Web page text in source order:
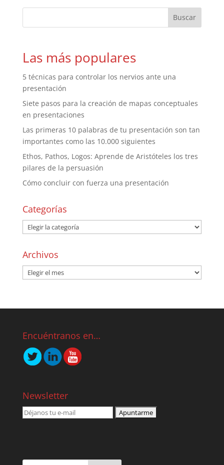
Las más populares
5 técnicas para controlar los nervios ante una
presentación
Siete pasos para la creación de mapas conceptuales
en presentaciones
Las primeras 10 palabras de tu presentación son tan
importantes como las 10.000 siguientes
Ethos, Pathos, Logos: Aprende de Aristóteles los tres
pilares de la persuasión
Cómo concluir con fuerza una presentación
Categorías
Archivos
Encuéntranos en…
Newsletter